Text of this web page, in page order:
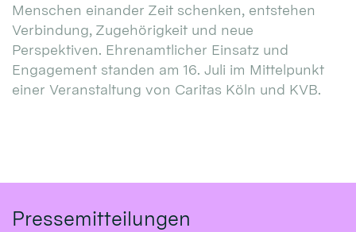
Menschen einander Zeit schenken, entstehen
Verbindung, Zugehörigkeit und neue
Perspektiven. Ehrenamtlicher Einsatz und
Engagement standen am 16. Juli im Mittelpunkt
einer Veranstaltung von Caritas Köln und KVB.
Pressemitteilungen